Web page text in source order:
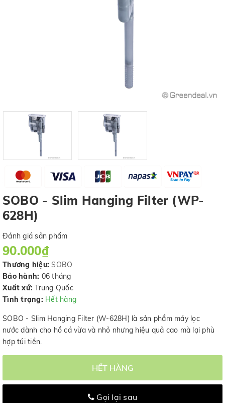
SOBO - Slim Hanging Filter (WP-
628H)
Đánh giá sản phẩm
90.000₫
Thương hiệu: SOBO
Bảo hành: 06 tháng
Xuất xứ: Trung Quốc
Tình trạng: Hết hàng
SOBO - Slim Hanging Filter (W-628H) là sản phẩm máy lọc
nước dành cho hồ cá vừa và nhỏ nhưng hiệu quả cao mà lại phù
hợp túi tiền.
HẾT HÀNG
Gọi lại sau